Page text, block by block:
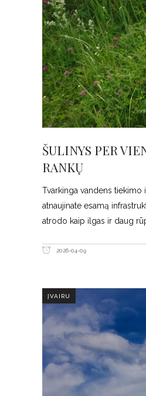
ŠULINYS PER
RANKŲ
Tvarkinga vandens tiekimo
atnaujinate esamą
atrodo kaip ilgas ir daug
2026-04-09
ĮVAIRU